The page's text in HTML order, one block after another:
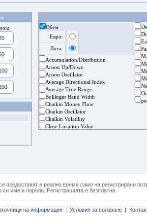
Обем
Евро:
Лота:
Accumulation/Distribution
Aroon Up/Down
Aroon Oscillator
Average Directional Index
Average True Range
Bollinger Band Width
Chaikin Money Flow
Chaikin Oscillator
Chaikin Volatility
Close Location Value
предоставят в реално време само на регистрирани
си име и парола. Регистрацията е безплатна.
на информация | Условия за ползване |